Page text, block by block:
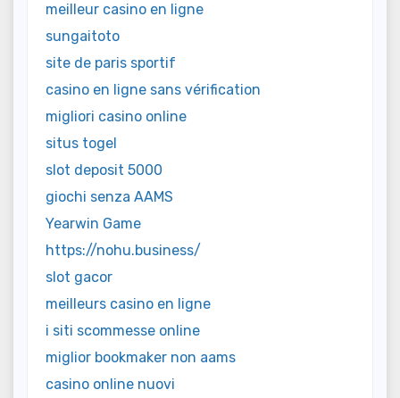
meilleur casino en ligne
sungaitoto
site de paris sportif
casino en ligne sans vérification
migliori casino online
situs togel
slot deposit 5000
giochi senza AAMS
Yearwin Game
https://nohu.business/
slot gacor
meilleurs casino en ligne
i siti scommesse online
miglior bookmaker non aams
casino online nuovi